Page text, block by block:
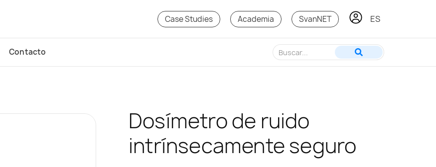
Case Studies Academia SvanNET ES
KO
Contacto
Dosímetro de ruido
intrínsecamente seguro